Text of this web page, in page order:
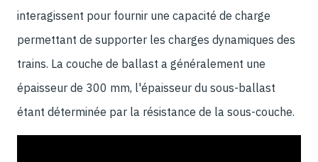
interagissent pour fournir une capacité de charge
permettant de supporter les charges dynamiques des
trains. La couche de ballast a généralement une
épaisseur de 300 mm, l'épaisseur du sous-ballast
étant déterminée par la résistance de la sous-couche.